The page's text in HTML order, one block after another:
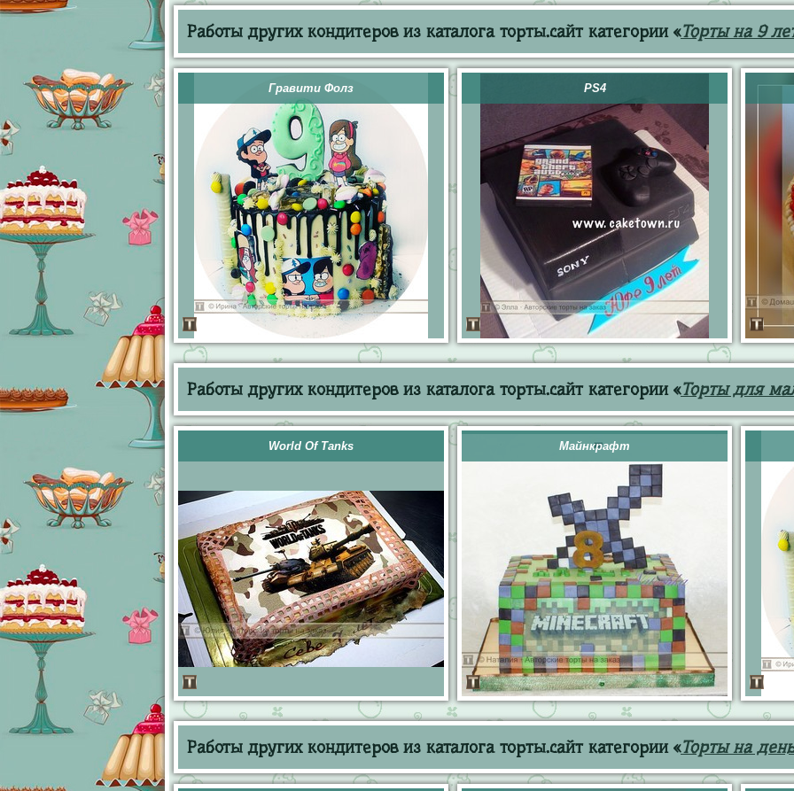
Работы других кондитеров из каталога торты.сайт категории «Торты на 9
Гравити Фолз PS4
Работы других кондитеров из каталога торты.сайт категории «Торты для
World Of Tanks Майнкрафт
Работы других кондитеров из каталога торты.сайт категории «Торты на